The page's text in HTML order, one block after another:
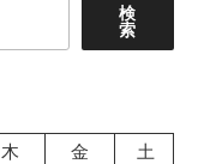
検
索
木 金
土